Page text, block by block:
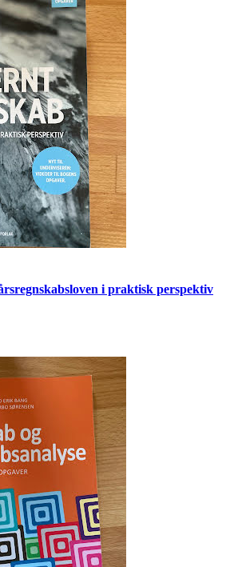
i praktisk perspektiv